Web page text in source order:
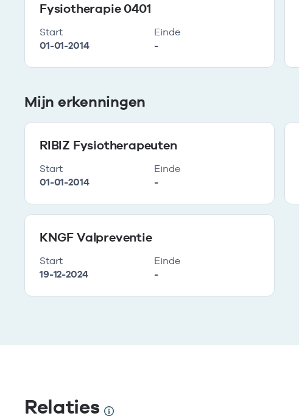
Fysiotherapie 0401
Start
01-01-2014
Einde
-
Mijn erkenningen
RIBIZ Fysiotherapeuten
Start
01-01-2014
Einde
-
KNGF Valpreventie
Start
19-12-2024
Einde
-
Relaties